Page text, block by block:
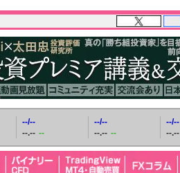
--/--
--.-- --
--/--
--.-- --
--/--
--.--